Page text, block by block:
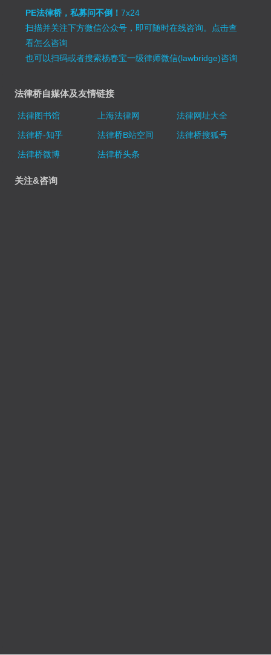
PE法律桥，私募问不倒！7x24
扫描并关注下方微信公众号，即可随时在线咨询。 点击查
看怎么咨询
也可以扫码或者搜索杨春宝一级律师微信(lawbridge)咨询
法律桥自媒体及友情链接
法律图书馆 上海法律网
法律网址大全
法律桥-知乎
法律桥B站空间
法律桥搜狐号
法律桥微博
法律桥头条
关注&咨询